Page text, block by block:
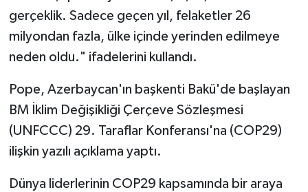
gerçeklik. Sadece geçen yıl, felaketler 26
milyondan fazla, ülke içinde yerinden edilmeye
neden oldu." ifadelerini kullandı.
Pope, Azerbaycan'ın başkenti Bakü'de başlayan
BM İklim Değişikliği Çerçeve Sözleşmesi
(UNFCCC) 29. Taraflar Konferansı'na (COP29)
ilişkin yazılı açıklama yaptı.
Dünya liderlerinin COP29 kapsamında bir araya
Bingöl Müftülüğü
Bitlis Müftülüğü
Bolu Müftülüğü
Burdur Müftülüğü
Aile
Sağlık
Makaleler
Ekonomi